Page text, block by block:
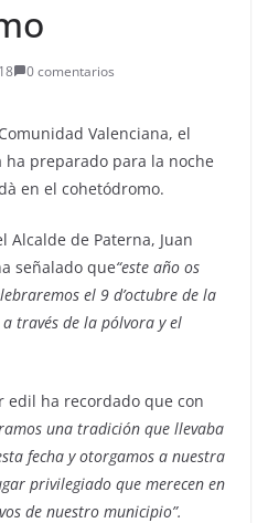
0 comentarios
Valenciana, el
preparado para la noche
en el cohetódromo.
Alcalde de Paterna, Juan
señalado que“este año os
el 9 d’octubre de la
través de la pólvora y el
edil ha recordado que con
una tradición que llevaba
fecha y otorgamos a nuestra
privilegiado que merecen en
de nuestro municipio”.